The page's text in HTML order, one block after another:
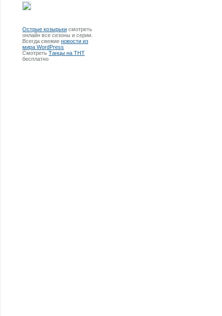
Острые козырьки смотреть
онлайн все сезоны и серии.
Всегда свежие новости из
мира WordPress
Смотреть Танцы на ТНТ
бесплатно